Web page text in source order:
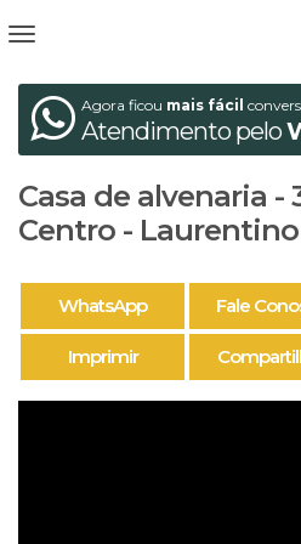
Agora ficou mais fácil
Atendimento pelo
Casa de alvenaria -
Centro - Laurentino
WhatsApp Fale
Imprimir